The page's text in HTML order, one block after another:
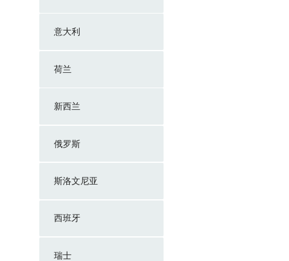
意大利
荷兰
新西兰
俄罗斯
斯洛文尼亚
西班牙
瑞士